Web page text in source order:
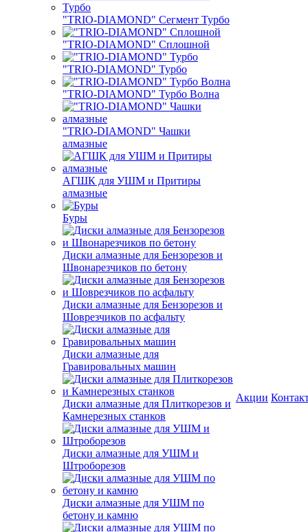
"TRIO-DIAMOND" Сегмент Турбо
"TRIO-DIAMOND" Сплошной
"TRIO-DIAMOND" Турбо
"TRIO-DIAMOND" Турбо Волна
"TRIO-DIAMOND" Чашки
алмазные
АГШК для УШМ и Притиры
алмазные
Буры
Диски алмазные для Бензорезов и
Швонарезчиков по бетону
Диски алмазные для Бензорезов и
Шоврезчиков по асфальту
Диски алмазные для
Гравировальных машин
Диски алмазные для Плиткорезов и
Камнерезных станков
Диски алмазные для УШМ и
Штроборезов
Диски алмазные для УШМ по
бетону и камню
Акции